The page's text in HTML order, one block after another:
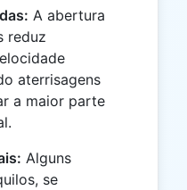
A abertura
reduz
aterrisagens
a maior parte
Alguns
se